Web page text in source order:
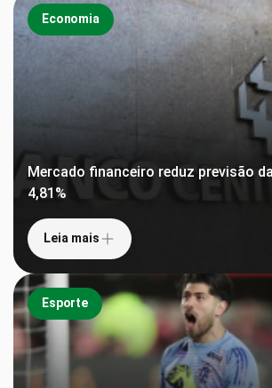
Economia
Mercado financeiro reduz previsão
4,81%
Leia mais
Esporte